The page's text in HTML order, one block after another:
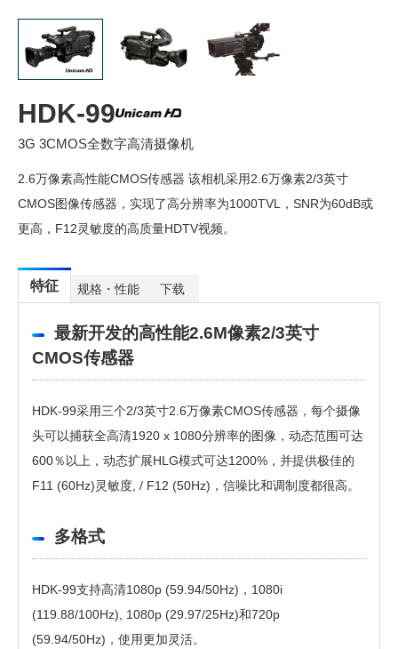
HDK-99
3G 3CMOS全数字高清摄像机
2.6万像素高性能CMOS传感器 该相机采用2.6万像素2/3英寸
CMOS图像传感器，实现了高分辨率为1000TVL，SNR为60dB或
更高，F12灵敏度的高质量HDTV视频。
特征 规格・性能 下载
最新开发的高性能2.6M像素2/3英寸
CMOS传感器
HDK-99采用三个2/3英寸2.6万像素CMOS传感器，每个摄像
头可以捕获全高清1920 x 1080分辨率的图像，动态范围可达
600％以上，动态扩展HLG模式可达1200%，并提供极佳的
F11 (60Hz)灵敏度, / F12 (50Hz)，信噪比和调制度都很高。
多格式
HDK-99支持高清1080p (59.94/50Hz)，1080i
(119.88/100Hz), 1080p (29.97/25Hz)和720p
(59.94/50Hz)，使用更加灵活。